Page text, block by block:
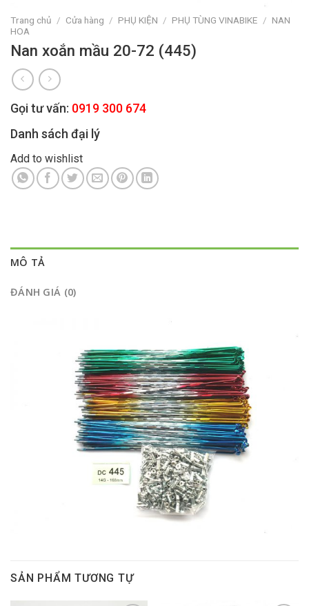
Trang chủ / Cửa hàng / PHỤ KIỆN / PHỤ TÙNG VINABIKE / NAN
HOA
Nan xoắn mầu 20-72 (445)
Gọi tư vấn: 0919 300 674
Danh sách đại lý
Add to wishlist
MÔ TẢ
ĐÁNH GIÁ (0)
SẢN PHẨM TƯƠNG TỰ